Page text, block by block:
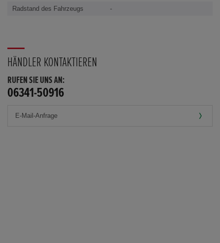
Radstand des Fahrzeugs
-
HÄNDLER KONTAKTIEREN
RUFEN SIE UNS AN:
06341-50916